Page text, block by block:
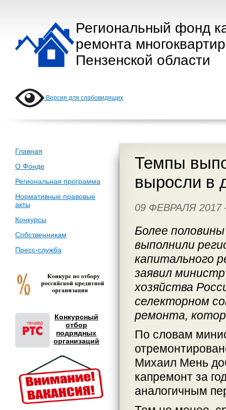
Региональный фонд
ремонта
Пензенской области
Версия для слабовидящих
Главная
О Фонде
Региональная программа
Нормативные правовые
акты
Конкурсы
Собственникам
Пресс-служба
Конкурсный
отбор
подрядных
организаций
Темпы
выросли в
09 ФЕВРАЛЯ
Более
выполнили
капитального
заявил
хозяйства
селекторном
ремонта,
По словам
Михаил Мень
капремонт за
аналогичным